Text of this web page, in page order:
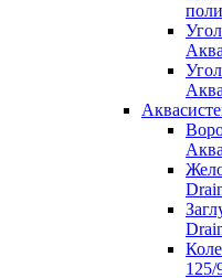
125/